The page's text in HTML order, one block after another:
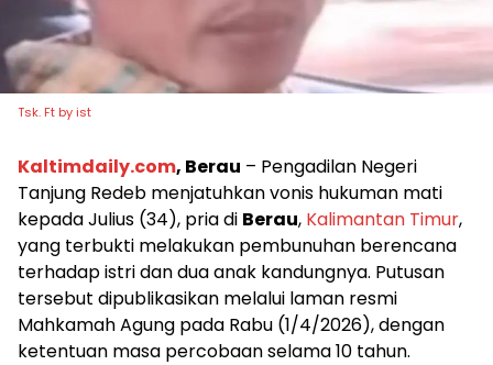
Tsk. Ft by ist
Kaltimdaily.com, Berau – Pengadilan Negeri
Tanjung Redeb menjatuhkan vonis hukuman mati
kepada Julius (34), pria di Berau, Kalimantan Timur,
yang terbukti melakukan pembunuhan berencana
terhadap istri dan dua anak kandungnya. Putusan
tersebut dipublikasikan melalui laman resmi
Mahkamah Agung pada Rabu (1/4/2026), dengan
ketentuan masa percobaan selama 10 tahun.